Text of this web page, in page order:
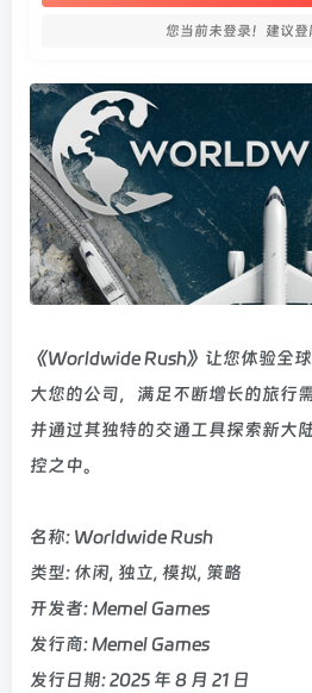
您当前未登录！建议
《Worldwide Rush》让您体验全
大您的公司，满足不断增长的旅行
并通过其独特的交通工具探索新大
控之中。
名称: Worldwide Rush
类型: 休闲, 独立, 模拟, 策略
开发者: Memel Games
发行商: Memel Games
发行日期: 2025 年 8 月 21 日